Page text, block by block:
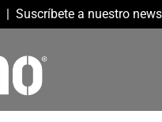
| Suscríbete a nuestro